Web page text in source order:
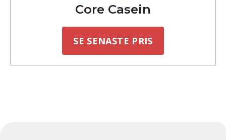
Core Casein
SE SENASTE PRIS